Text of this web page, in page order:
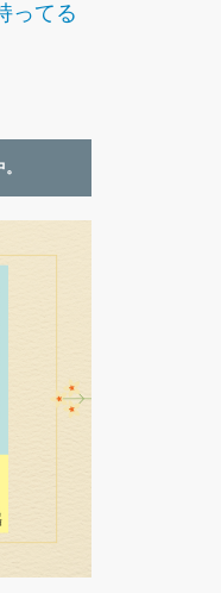
ってる